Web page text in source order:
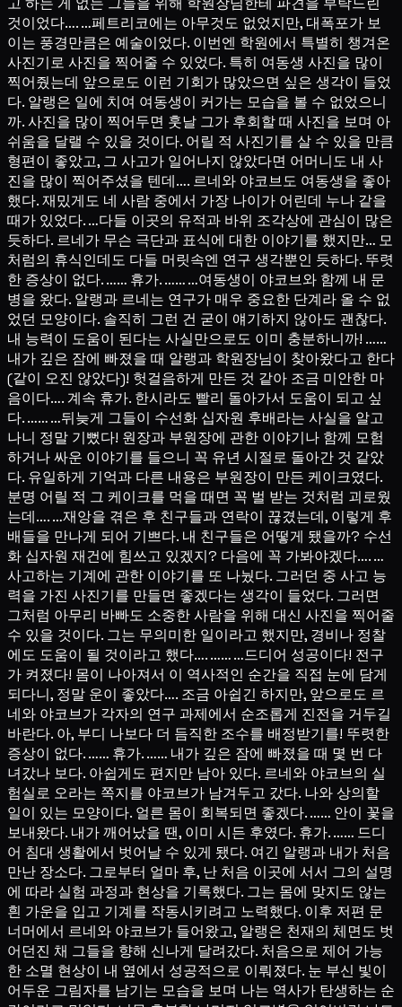
것이었다…. …페트리코에는 아무것도 없었지만, 대폭포가 보
이는 풍경만큼은 예술이었다. 이번엔 학원에서 특별히 챙겨온
사진기로 사진을 찍어줄 수 있었다. 특히 여동생 사진을 많이
찍어줬는데 앞으로도 이런 기회가 많았으면 싶은 생각이 들었
다. 알랭은 일에 치여 여동생이 커가는 모습을 볼 수 없었으니
까. 사진을 많이 찍어두면 훗날 그가 후회할 때 사진을 보며 아
쉬움을 달랠 수 있을 것이다. 어릴 적 사진기를 살 수 있을 만큼
형편이 좋았고, 그 사고가 일어나지 않았다면 어머니도 내 사
진을 많이 찍어주셨을 텐데…. 르네와 야코브도 여동생을 좋아
했다. 재밌게도 네 사람 중에서 가장 나이가 어린데 누나 같을
때가 있었다. …다들 이곳의 유적과 바위 조각상에 관심이 많은
듯하다. 르네가 무슨 극단과 표식에 대한 이야기를 했지만… 모
처럼의 휴식인데도 다들 머릿속엔 연구 생각뿐인 듯하다. 뚜렷
한 증상이 없다. …… 휴가. …… …여동생이 야코브와 함께 내 문
병을 왔다. 알랭과 르네는 연구가 매우 중요한 단계라 올 수 없
었던 모양이다. 솔직히 그런 건 굳이 얘기하지 않아도 괜찮다.
내 능력이 도움이 된다는 사실만으로도 이미 충분하니까! ……
내가 깊은 잠에 빠졌을 때 알랭과 학원장님이 찾아왔다고 한다
(같이 오진 않았다)! 헛걸음하게 만든 것 같아 조금 미안한 마
음이다…. 계속 휴가. 한시라도 빨리 돌아가서 도움이 되고 싶
다. …… …뒤늦게 그들이 수선화 십자원 후배라는 사실을 알고
나니 정말 기뻤다! 원장과 부원장에 관한 이야기나 함께 모험
하거나 싸운 이야기를 들으니 꼭 유년 시절로 돌아간 것 같았
다. 유일하게 기억과 다른 내용은 부원장이 만든 케이크였다.
분명 어릴 적 그 케이크를 먹을 때면 꼭 벌 받는 것처럼 괴로웠
는데…. …재앙을 겪은 후 친구들과 연락이 끊겼는데, 이렇게 후
배들을 만나게 되어 기쁘다. 내 친구들은 어떻게 됐을까? 수선
화 십자원 재건에 힘쓰고 있겠지? 다음에 꼭 가봐야겠다…. …
사고하는 기계에 관한 이야기를 또 나눴다. 그러던 중 사고 능
력을 가진 사진기를 만들면 좋겠다는 생각이 들었다. 그러면
그처럼 아무리 바빠도 소중한 사람을 위해 대신 사진을 찍어줄
수 있을 것이다. 그는 무의미한 일이라고 했지만, 경비나 정찰
에도 도움이 될 것이라고 했다…. …… …드디어 성공이다! 전구
가 켜졌다! 몸이 나아져서 이 역사적인 순간을 직접 눈에 담게
되다니, 정말 운이 좋았다…. 조금 아쉽긴 하지만, 앞으로도 르
네와 야코브가 각자의 연구 과제에서 순조롭게 진전을 거두길
바란다. 아, 부디 나보다 더 듬직한 조수를 배정받기를! 뚜렷한
증상이 없다. …… 휴가. …… 내가 깊은 잠에 빠졌을 때 몇 번 다
녀갔나 보다. 아쉽게도 편지만 남아 있다. 르네와 야코브의 실
험실로 오라는 쪽지를 야코브가 남겨두고 갔다. 나와 상의할
일이 있는 모양이다. 얼른 몸이 회복되면 좋겠다. …… 안이 꽃을
보내왔다. 내가 깨어났을 땐, 이미 시든 후였다. 휴가. …… 드디
어 침대 생활에서 벗어날 수 있게 됐다. 여긴 알랭과 내가 처음
만난 장소다. 그로부터 얼마 후, 난 처음 이곳에 서서 그의 설명
에 따라 실험 과정과 현상을 기록했다. 그는 몸에 맞지도 않는
흰 가운을 입고 기계를 작동시키려고 노력했다. 이후 저편 문
너머에서 르네와 야코브가 들어왔고, 알랭은 천재의 체면도 벗
어던진 채 그들을 향해 신나게 달려갔다. 처음으로 제어 가능
한 소멸 현상이 내 옆에서 성공적으로 이뤄졌다. 눈 부신 빛이
어두운 그림자를 남기는 모습을 보며 나는 역사가 탄생하는 순